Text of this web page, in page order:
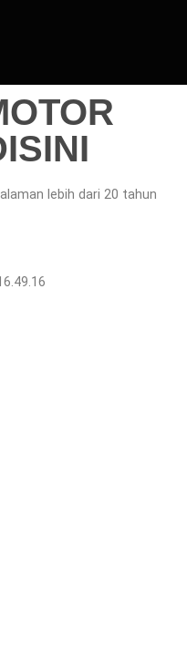
lebih dari 20 tahun